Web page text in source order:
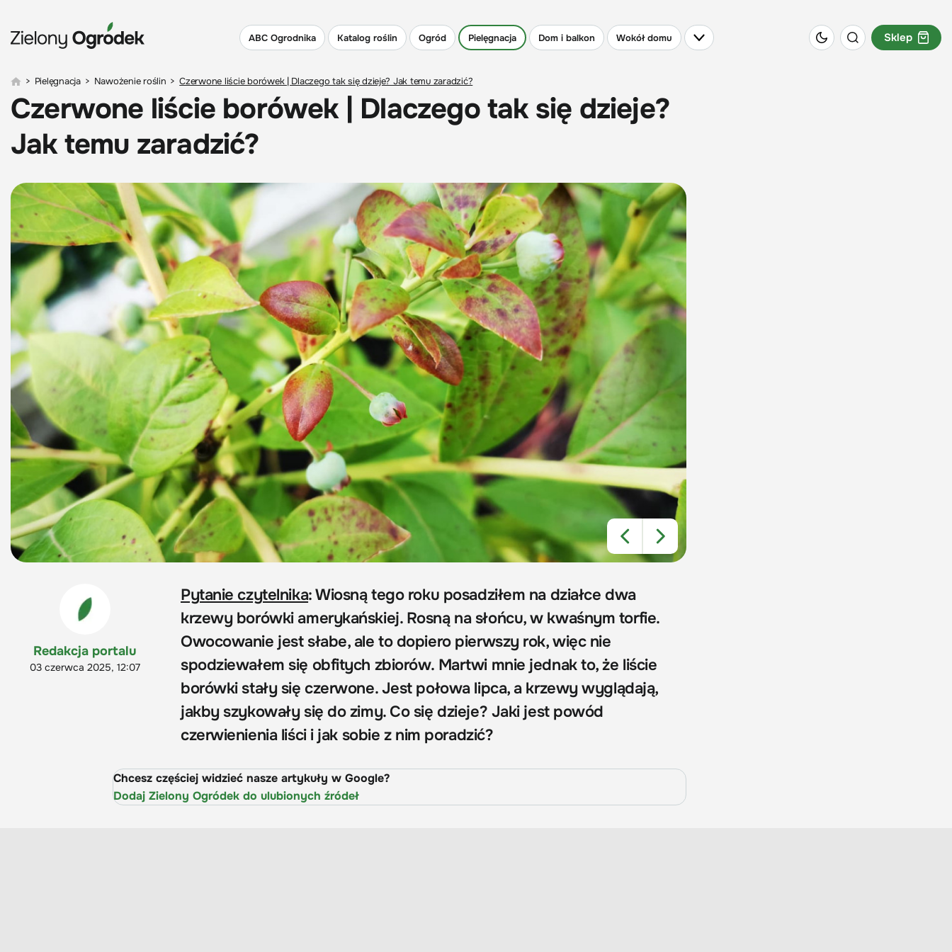
ABC Ogrodnika Katalog roślin Ogród Pielęgnacja Dom i balkon Wokół domu Sklep
> Pielęgnacja > Nawożenie roślin > Czerwone liście borówek | Dlaczego tak się dzieje? Jak temu zaradzić?
Czerwone liście borówek | Dlaczego tak się dzieje?
Jak temu zaradzić?
Redakcja portalu
03 czerwca 2025, 12:07
Pytanie czytelnika: Wiosną tego roku posadziłem na działce dwa
krzewy borówki amerykańskiej. Rosną na słońcu, w kwaśnym torfie.
Owocowanie jest słabe, ale to dopiero pierwszy rok, więc nie
spodziewałem się obfitych zbiorów. Martwi mnie jednak to, że liście
borówki stały się czerwone. Jest połowa lipca, a krzewy wyglądają,
jakby szykowały się do zimy. Co się dzieje? Jaki jest powód
czerwienienia liści i jak sobie z nim poradzić?
Chcesz częściej widzieć nasze artykuły w Google?
Dodaj Zielony Ogródek do ulubionych źródeł